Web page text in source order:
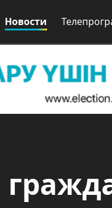
Новости